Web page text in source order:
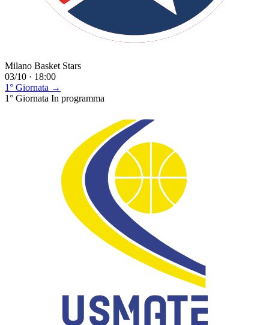
Milano Basket Stars
03/10 · 18:00
1° Giornata →
1° Giornata In programma